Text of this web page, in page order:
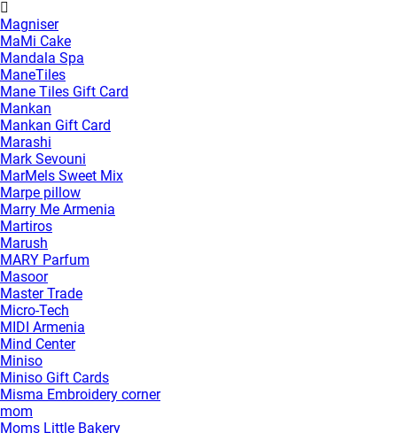
Magniser
MaMi Cake
Mandala Spa
ManeTiles
Mane Tiles Gift Card
Mankan
Mankan Gift Card
Marashi
Mark Sevouni
MarMels Sweet Mix
Marpe pillow
Marry Me Armenia
Martiros
Marush
MARY Parfum
Masoor
Master Trade
Micro-Tech
MIDI Armenia
Mind Center
Miniso
Miniso Gift Cards
Misma Embroidery corner
mom
Moms Little Bakery